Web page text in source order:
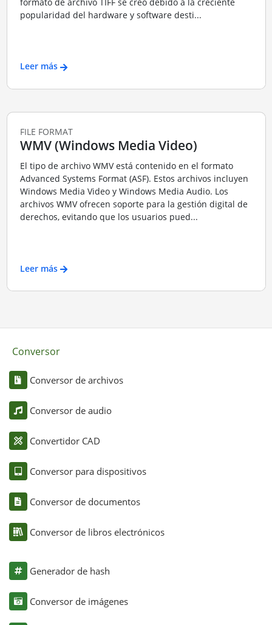
popularidad del hardware y software desti...
Leer más
FILE FORMAT
WMV (Windows Media Video)
El tipo de archivo WMV está contenido en el formato
Advanced Systems Format (ASF). Estos archivos incluyen
Windows Media Video y Windows Media Audio. Los
archivos WMV ofrecen soporte para la gestión digital de
derechos, evitando que los usuarios pued...
Leer más
Conversor
Conversor de archivos
Conversor de audio
Convertidor CAD
Conversor para dispositivos
Conversor de documentos
Conversor de libros electrónicos
Generador de hash
Conversor de imágenes